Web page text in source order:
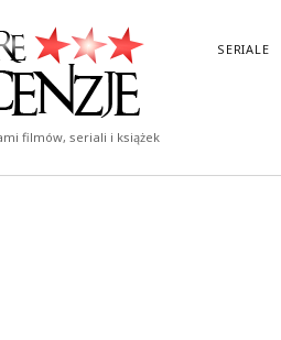
filmów, seriali i książek
SERIALE